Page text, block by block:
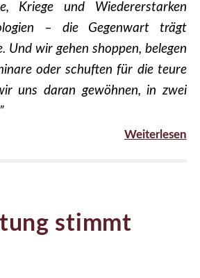
Kriege und Wiedererstarken
– die Gegenwart trägt
Und wir gehen shoppen, belegen
oder schuften für die teure
uns daran gewöhnen, in zwei
Weiterlesen
stimmt